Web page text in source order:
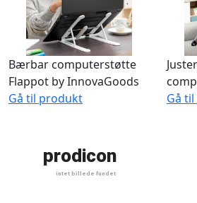
Bærbar computerstøtte
Flappot by InnovaGoods
Gå til produkt
Gå